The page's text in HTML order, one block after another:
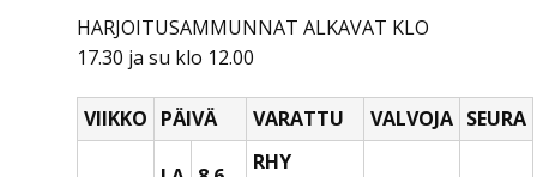
HARJOITUSAMMUNNAT ALKAVAT KLO
17.30 ja su klo 12.00
VIIKKO PÄIVÄ VARATTU VALVOJA SEURA
RHY